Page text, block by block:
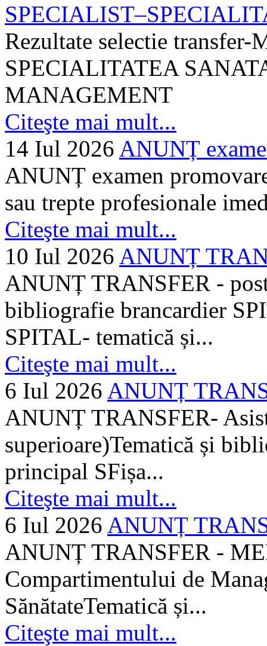
Rezultate selectie
SPECIALITATEA
MANAGEMENT
Citeşte mai mult...
14 Iul 2026 ANUNȚ
ANUNȚ examen
sau trepte profesionale
Citeşte mai mult...
10 Iul 2026 ANUNȚ
ANUNȚ TRANSFER -
bibliografie brancardier
SPITAL- tematică și...
Citeşte mai mult...
6 Iul 2026 ANUNȚ
ANUNȚ TRANSFER-
superioare)Tematică și
principal SFișa...
Citeşte mai mult...
6 Iul 2026 ANUNȚ
ANUNȚ TRANSFER -
Compartimentului de
SănătateTematică și...
Citeşte mai mult...